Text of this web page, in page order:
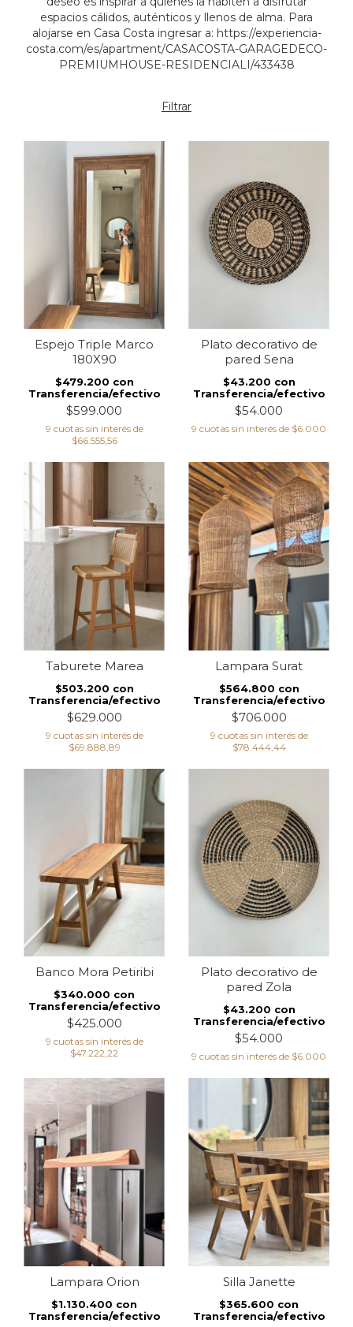
espacios cálidos, auténticos y llenos de alma. Para
alojarse en Casa Costa ingresar a: https://experiencia-
costa.com/es/apartment/CASACOSTA-GARAGEDECO-
PREMIUMHOUSE-RESIDENCIALI/433438
Filtrar
Espejo Triple Marco
180X90
$599.000
$479.200 con
Transferencia/efectivo
9 cuotas sin interés de
$66.555,56
Plato decorativo de
pared Sena
$54.000
$43.200 con
Transferencia/efectivo
9 cuotas sin interés de $6.000
Taburete Marea
$629.000
$503.200 con
Transferencia/efectivo
9 cuotas sin interés de
$69.888,89
Lampara Surat
$706.000
$564.800 con
Transferencia/efectivo
9 cuotas sin interés de
$78.444,44
Banco Mora Petiribi
$425.000
$340.000 con
Transferencia/efectivo
9 cuotas sin interés de
$47.222,22
Plato decorativo de
pared Zola
$54.000
$43.200 con
Transferencia/efectivo
9 cuotas sin interés de $6.000
Lampara Orion
$1.130.400 con
Transferencia/efectivo
Silla Janette
$365.600 con
Transferencia/efectivo